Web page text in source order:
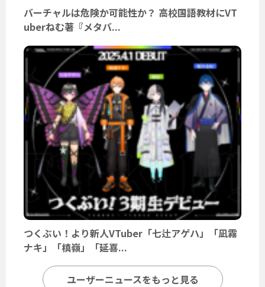
バーチャルは危険か可能性か？ 高校国語教材にVT
uberねむ著『メタバ...
つくぶい！より新人VTuber「七辻アゲハ」「凪霧
ナキ」「槙嶺」「延喜...
ユーザーニュースをもっと見る